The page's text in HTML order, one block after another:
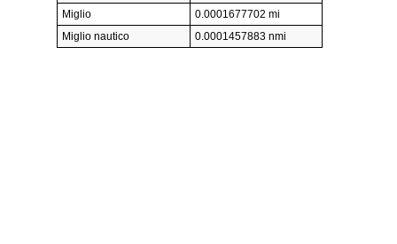
Miglio
0.0001677702 mi
Miglio nautico
0.0001457883 nmi